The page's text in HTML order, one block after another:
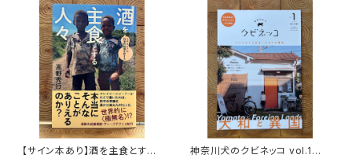
【サイン本あり】酒を主食とする
神奈川犬のクビネッコ vol.1